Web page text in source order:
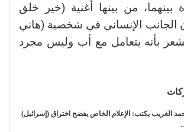
بينهما، من بينها أغنية (خير خلق
أن الجانب الإنساني في شخصية (هاني
بأنه يتعامل مع أب وليس مجرد
الغريب يكتب: الإعلام الخاص يفضح اختراق (إسرائيل)